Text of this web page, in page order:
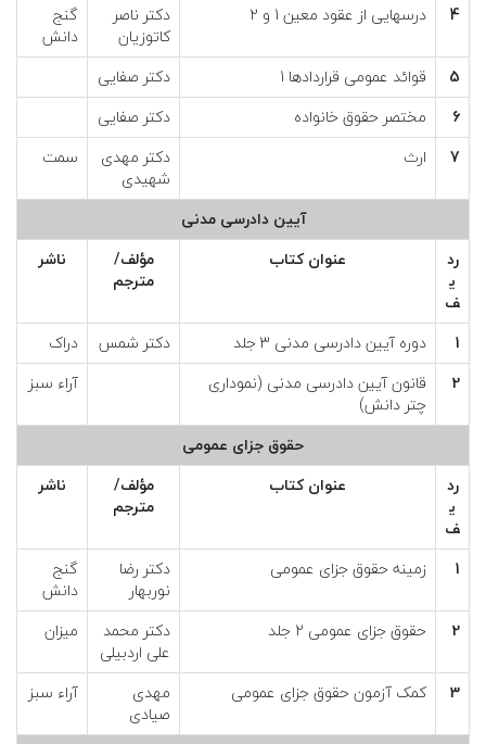
4 درسهایی از عقود معین 1 و 2
دکتر ناصر
کاتوزیان
گنج
دانش
5
قوائد عمومی قراردادها 1
دکتر صفایی
6
مختصر حقوق خانواده
دکتر صفایی
7
ارث
دکتر مهدی
شهیدی
سمت
آیین دادرسی مدنی
رد
ي
ف
عنوان كتاب
مؤلف/
مترجم
ناشر
1 دوره آیین دادرسی مدنی 3 جلد دکتر شمس
دراک
2
قانون آیین دادرسی مدنی (نموداری
چتر دانش)
آراء سبز
حقوق جزای عمومی
رد
ي
ف
عنوان كتاب
مؤلف/
مترجم
ناشر
1 زمینه حقوق جزای عمومی
دکتر رضا
نوربهار
گنج
دانش
2
حقوق جزای عمومی 2 جلد
دکتر محمد
علی اردبیلی
میزان
3 کمک آزمون حقوق جزای عمومی
مهدی
صیادی
آراء سبز